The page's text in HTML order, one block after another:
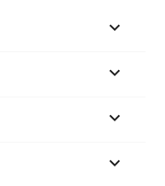



keyboard_arrow_down